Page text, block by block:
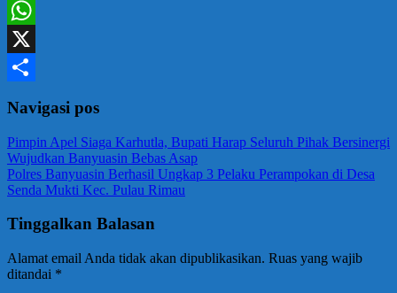
Email
WhatsApp
X
Navigasi pos
Pimpin Apel Siaga Karhutla, Bupati Harap Seluruh Pihak Bersinergi
Wujudkan Banyuasin Bebas Asap
Polres Banyuasin Berhasil Ungkap 3 Pelaku Perampokan di Desa
Senda Mukti Kec. Pulau Rimau
Tinggalkan Balasan
Alamat email Anda tidak akan dipublikasikan. Ruas yang wajib
ditandai *